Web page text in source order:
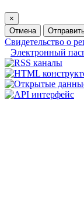
×
Отмена
Свидетельство о
Электронный